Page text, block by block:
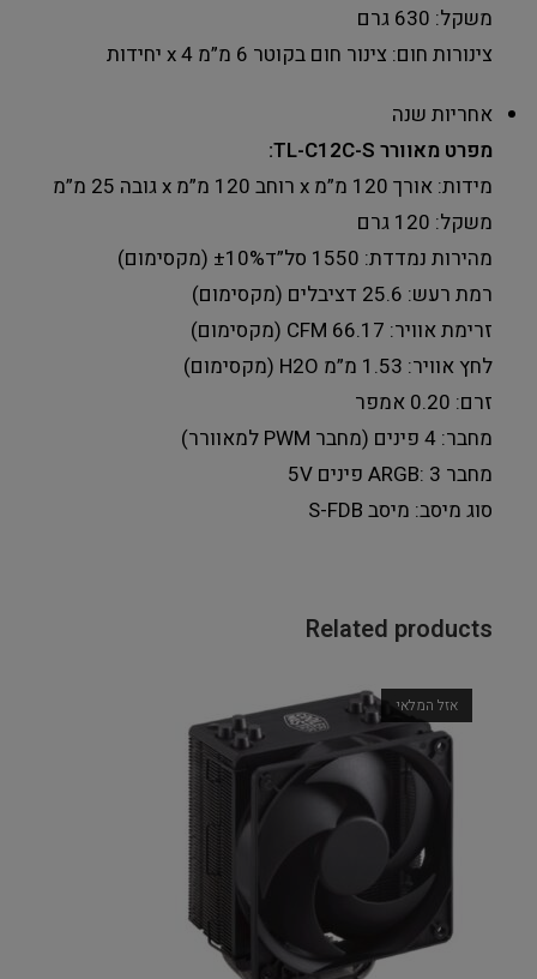
משקל: 630 גרם
צינורות חום: צינור חום בקוטר 6 מ”מ 4 x יחידות
אחריות שנה
מפרט מאוורר TL-C12C-S:
מידות: אורך 120 מ”מ x רוחב 120 מ”מ x גובה 25 מ”מ
משקל: 120 גרם
מהירות נמדדת: 1550 סל”ד±10% (מקסימום)
רמת רעש: 25.6 דציבלים (מקסימום)
זרימת אוויר: 66.17 CFM (מקסימום)
לחץ אוויר: 1.53 מ”מ H2O (מקסימום)
זרם: 0.20 אמפר
מחבר: 4 פינים (מחבר PWM למאוורר)
מחבר 3 :ARGB פינים 5V
סוג מיסב: מיסב S-FDB
Related products
אזל המלאי